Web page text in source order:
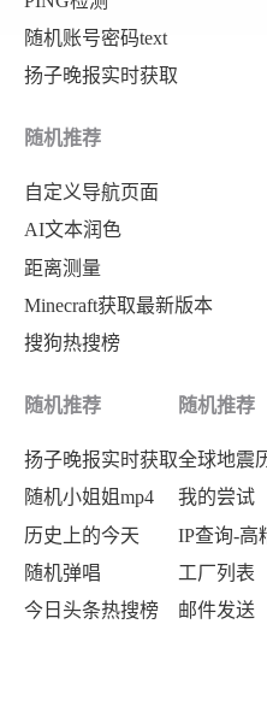
随机账号密码text
扬子晚报实时获取
随机推荐
自定义导航页面
AI文本润色
距离测量
Minecraft获取最新版本
搜狗热搜榜
随机推荐
扬子晚报实时获取
随机小姐姐mp4
历史上的今天
随机弹唱
今日头条热搜榜
随机推荐
全球地震
我的尝试
IP查询-高
工厂列表
邮件发送